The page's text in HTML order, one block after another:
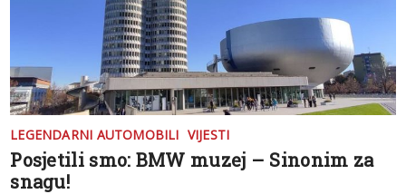
LEGENDARNI AUTOMOBILI VIJESTI
Posjetili smo: BMW muzej – Sinonim za
snagu!